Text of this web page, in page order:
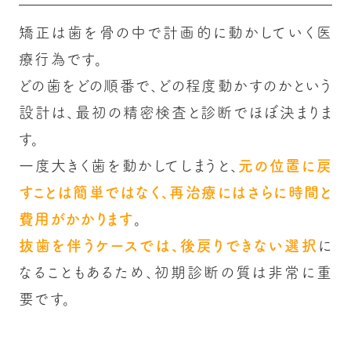
矯正は歯を骨の中で計画的に動かしていく医
療行為です。
どの歯をどの順番で、どの程度動かすのかという
設計は、最初の精密検査と診断でほぼ決まりま
す。
一度大きく歯を動かしてしまうと、 元の位置に戻
すことは簡単ではなく、再治療にはさらに時間と
費用がかかります
抜歯を伴うケースでは、後戻りできない選択 に
なることもあるため、初期診断の質は非常に重
要です。